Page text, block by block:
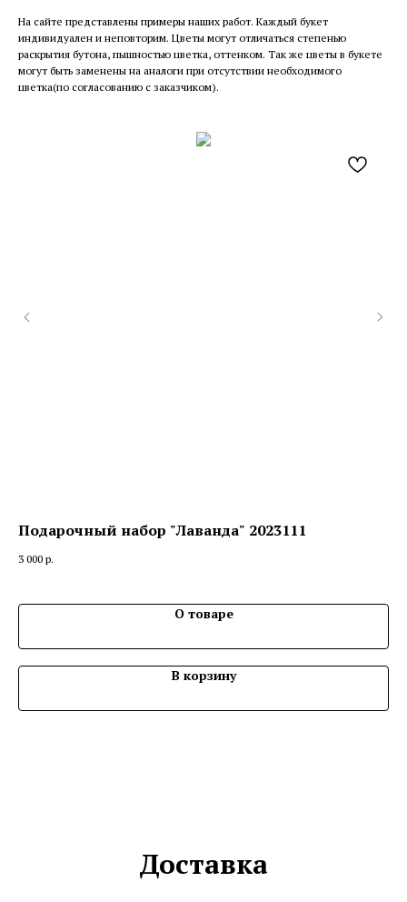
На сайте представлены примеры наших работ. Каждый букет
индивидуален и неповторим. Цветы могут отличаться степенью
раскрытия бутона, пышностью цветка, оттенком. Так же цветы в букете
могут быть заменены на аналоги при отсутствии необходимого
цветка(по согласованию с заказчиком).
Подарочный набор "Лаванда" 2023111
3 000 р.
О товаре
В корзину
Доставка